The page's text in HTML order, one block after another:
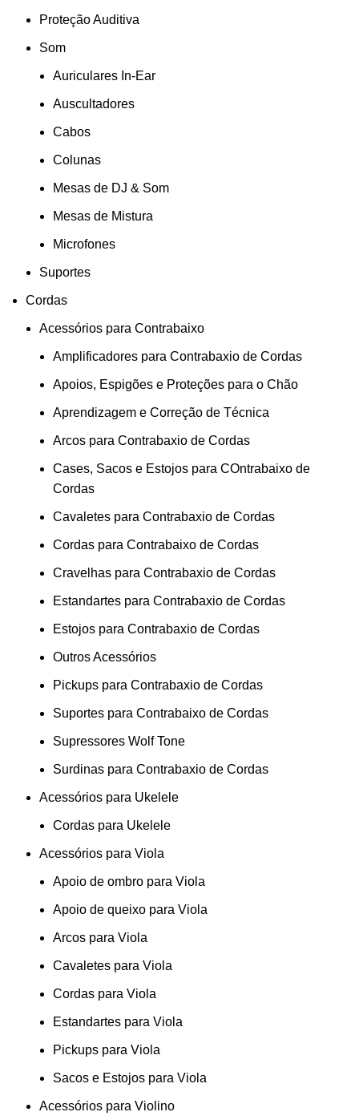
Proteção Auditiva
Som
Auriculares In-Ear
Auscultadores
Cabos
Colunas
Mesas de DJ & Som
Mesas de Mistura
Microfones
Suportes
Cordas
Acessórios para Contrabaixo
Amplificadores para Contrabaxio de Cordas
Apoios, Espigões e Proteções para o Chão
Aprendizagem e Correção de Técnica
Arcos para Contrabaxio de Cordas
Cases, Sacos e Estojos para COntrabaixo de
Cordas
Cavaletes para Contrabaxio de Cordas
Cordas para Contrabaixo de Cordas
Cravelhas para Contrabaxio de Cordas
Estandartes para Contrabaxio de Cordas
Estojos para Contrabaxio de Cordas
Outros Acessórios
Pickups para Contrabaxio de Cordas
Suportes para Contrabaixo de Cordas
Supressores Wolf Tone
Surdinas para Contrabaxio de Cordas
Acessórios para Ukelele
Cordas para Ukelele
Acessórios para Viola
Apoio de ombro para Viola
Apoio de queixo para Viola
Arcos para Viola
Cavaletes para Viola
Cordas para Viola
Estandartes para Viola
Pickups para Viola
Sacos e Estojos para Viola
Acessórios para Violino